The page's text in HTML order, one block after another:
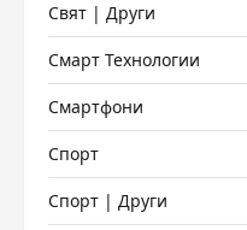
Свят | Други
Смарт Технологии
Смартфони
Спорт
Спорт | Други